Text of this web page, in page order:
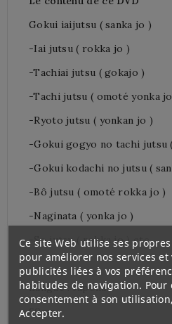
Gokui iaijutsu ( sanka jo )
-Iai jutsu ( rokka jo )
-Tachiai jutsu ( gokajo )
-Tachi jutsu ( omoté yonka
-Ryoto jutsu ( yonkan jo )
-Gokui gogyo no tachi jutsu
-Gokui kodachi no jutsu (
-Bô jutsu ( omoté rokka jo )
-Naginata ( yonka jo )
-So jutsu ( rokka jo ) etc.....
Langue : Japonais
60mn
Ce site Web utilise ses
pour améliorer nos services
publicités liées à vos
habitudes de navigation. Pour
consentement à son
Accepter.